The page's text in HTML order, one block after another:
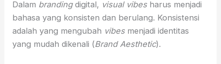
Dalam brandingdigital, visual vibesharus menjadi
bahasa yang konsisten dan berulang. Konsistensi
adalah yang mengubah vibesmenjadi identitas
yang mudah dikenali (Brand Aesthetic).